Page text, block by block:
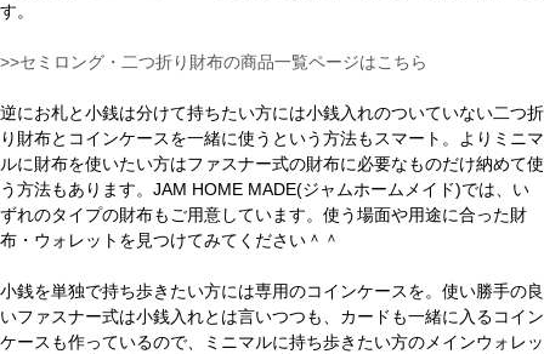
す。
>>セミロング・二つ折り財布の商品一覧ページはこちら
逆にお札と小銭は分けて持ちたい方には小銭入れのついていない二つ折
り財布とコインケースを一緒に使うという方法もスマート。よりミニマ
ルに財布を使いたい方はファスナー式の財布に必要なものだけ納めて使
う方法もあります。JAM HOME MADE(ジャムホームメイド)では、い
ずれのタイプの財布もご用意しています。使う場面や用途に合った財
布・ウォレットを見つけてみてください＾＾
小銭を単独で持ち歩きたい方には専用のコインケースを。使い勝手の良
いファスナー式は小銭入れとは言いつつも、カードも一緒に入るコイン
ケースも作っているので、ミニマルに持ち歩きたい方のメインウォレッ